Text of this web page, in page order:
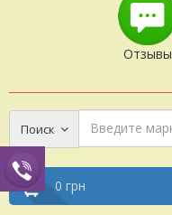
Отзывы
Поиск
0 грн